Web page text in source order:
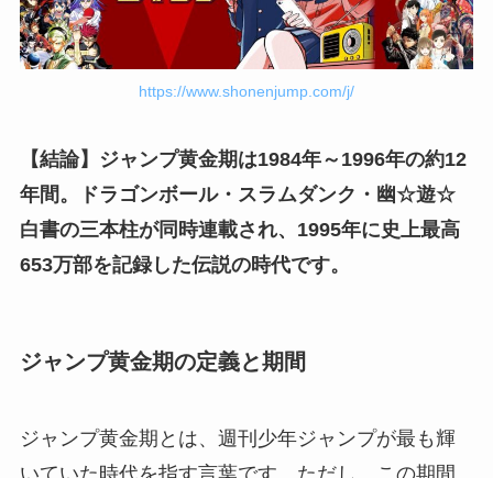
https://www.shonenjump.com/j/
【結論】ジャンプ黄金期は1984年～1996年の約12
年間。ドラゴンボール・スラムダンク・幽☆遊☆
白書の三本柱が同時連載され、1995年に史上最高
653万部を記録した伝説の時代です。
ジャンプ黄金期の定義と期間
ジャンプ黄金期とは、週刊少年ジャンプが最も輝
いていた時代を指す言葉です。ただし、この期間